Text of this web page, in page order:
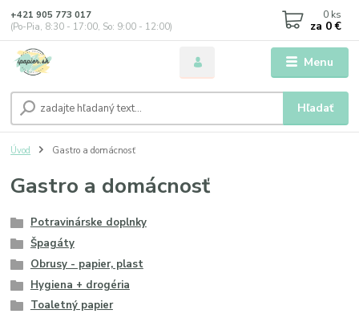
Menu
Hľadať
+421 905 773 017
(Po-Pia, 8:30 - 17:00, So: 9:00 - 12:00)
0 ks
za 0 €
Úvod Gastro a domácnosť
Gastro a domácnosť
Potravinárske doplnky
Špagáty
Obrusy - papier, plast
Hygiena + drogéria
Toaletný papier